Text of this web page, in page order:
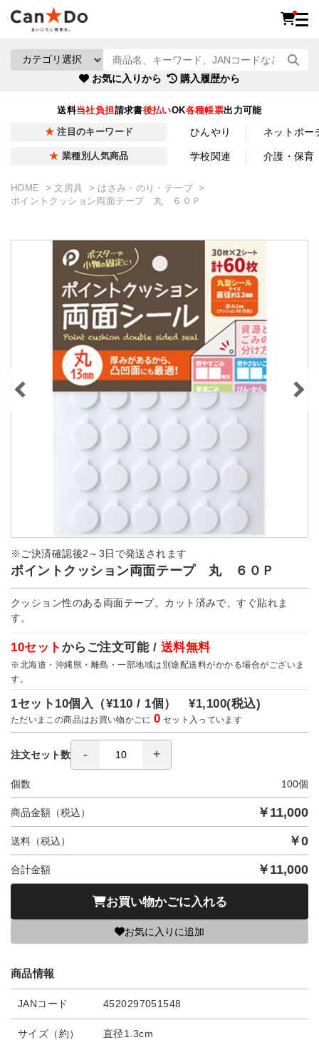
お気に入りから 購入履歴から
送料当社負担請求書後払いOK各種帳票出力可能
注目のキーワード ひんやり ネットポー
業種別人気商品 学校関連 介護・保育
HOME 文房具
はさみ・のり・テープ
ポイントクッション両面テープ 丸 ６０Ｐ
※ご決済確認後2～3日で発送されます
ポイントクッション両面テープ 丸 ６０Ｐ
クッション性のある両面テープ。カット済みで、すぐ貼れま
す。
10セット からご注文可能 / 送料無料
※北海道・沖縄県・離島・一部地域は別途配送料がかかる場合がございま
す。
1セット10個入（¥110 / 1個）¥1,100(税込)
ただいまこの商品はお買い物かごに0 セット入っています
注文セット数
個数 100個
商品金額（税込） ￥ 11,000
送料（税込） ￥0
合計金額 ￥ 11,000
お買い物かごに入れる
お気に入りに追加
商品情報
JANコード 4520297051548
サイズ（約） 直径1.3cm